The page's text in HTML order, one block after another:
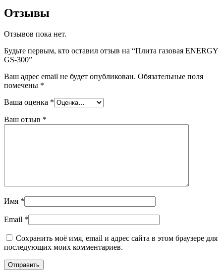
Отзывы
Отзывов пока нет.
Будьте первым, кто оставил отзыв на “Плита газовая ENERGY
GS-300”
Ваш адрес email не будет опубликован. Обязательные поля
помечены *
Ваша оценка *
Ваш отзыв *
Имя *
Email *
Сохранить моё имя, email и адрес сайта в этом браузере для
последующих моих комментариев.